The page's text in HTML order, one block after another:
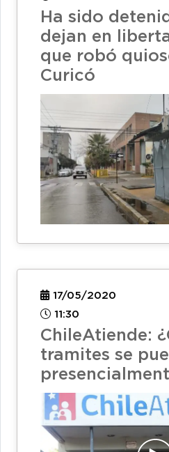
Ha sido
dejan en
que robó
Curicó
17/05/2020
11:30
ChileAtiende:
tramites se